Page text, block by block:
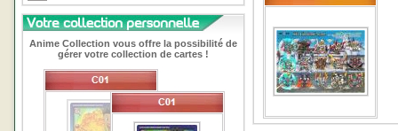
Anime Collection vous offre la possibilité de
gérer votre collection de cartes !